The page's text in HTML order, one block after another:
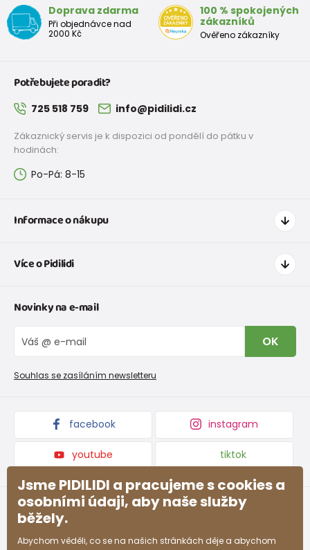
Doprava zdarma
Při objednávce nad
2000 Kč
100 % spokojených
zákazníků
Ověřeno zákazníky
Potřebujete poradit?
725 518 759 info@pidilidi.cz
Zákaznický servis je k dispozici od pondělí do pátku v
hodinách:
Po-Pá: 8-15
Informace o nákupu
Doprava a platba
Tabulka velikostí obuvi
Vrácení zboží a reklamace
Reklamační řád
Více o Pidilidi
O nás
Velkoobchod PiDiLiDi
Affiliate program
Kolekce zboží
Novinky na e-mail
OK
Souhlas se zasíláním newsletteru
facebook instagram
youtube tiktok
Jsme PIDILIDI a pracujeme s cookies a
osobními údaji, aby naše služby
běžely.
Abychom věděli, co se na našich stránkách děje a abychom